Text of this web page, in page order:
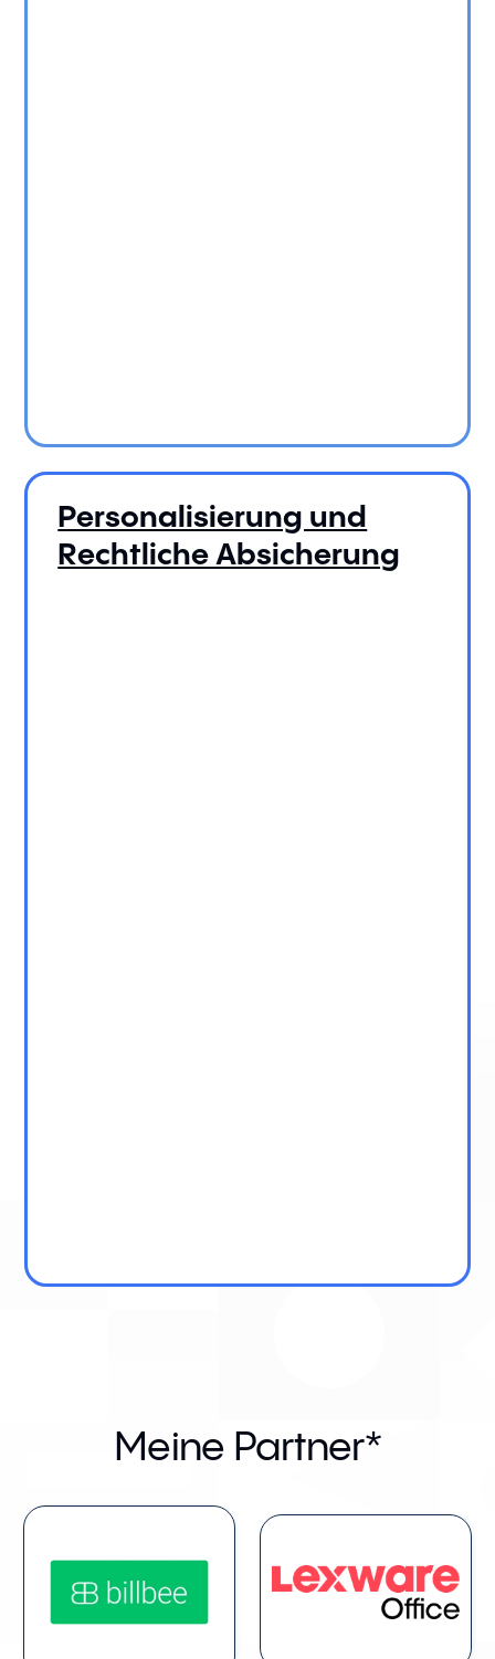
Personalisierung und
Rechtliche Absicherung
Meine Partner*